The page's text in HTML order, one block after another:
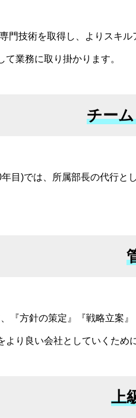
門技術を取得し、よりスキ
業務に取り掛かります。
チー
目)では、所属部長の代行と
『方針の策定』『戦略立案
より良い会社としていくため
上